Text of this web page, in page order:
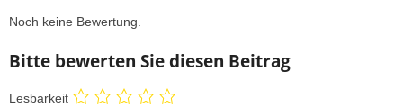
Noch keine Bewertung.
Bitte bewerten Sie diesen Beitrag
Lesbarkeit